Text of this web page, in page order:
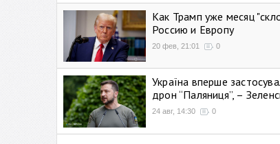
Как Трамп уже месяц
Россию и Европу
20 фев, 21:01 0
Україна вперше
дрон “Паляниця”, –
24 авг, 14:30 0